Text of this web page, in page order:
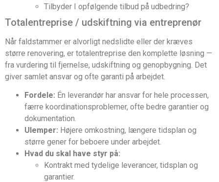
Tilbyder I opfølgende tilbud på udbedring?
Totalentreprise / udskiftning via entreprenør
Når faldstammer er alvorligt nedslidte eller der kræves
større renovering, er totalentreprise den komplette løsning —
fra vurdering til fjernelse, udskiftning og genopbygning. Det
giver samlet ansvar og ofte garanti på arbejdet.
Fordele: Én leverandør har ansvar for hele processen,
færre koordinationsproblemer, ofte bedre garantier og
dokumentation.
Ulemper: Højere omkostning, længere tidsplan og
større gener for beboere under arbejdet.
Hvad du skal have styr på:
Kontrakt med tydelige leverancer, tidsplan og
garantier.